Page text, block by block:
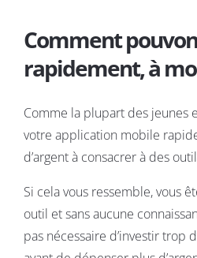
Comment
rapidement, à
Comme la plupart des jeunes
votre application mobile
d’argent à consacrer à des
Si cela vous ressemble, vous
outil et sans aucune
pas nécessaire d’investir trop